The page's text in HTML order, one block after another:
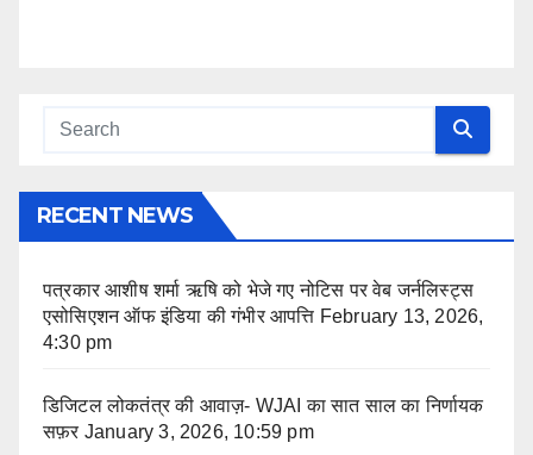
RECENT NEWS
पत्रकार आशीष शर्मा ऋषि को भेजे गए नोटिस पर वेब जर्नलिस्ट्स
एसोसिएशन ऑफ इंडिया की गंभीर आपत्ति February 13, 2026,
4:30 pm
डिजिटल लोकतंत्र की आवाज़- WJAI का सात साल का निर्णायक
सफ़र January 3, 2026, 10:59 pm